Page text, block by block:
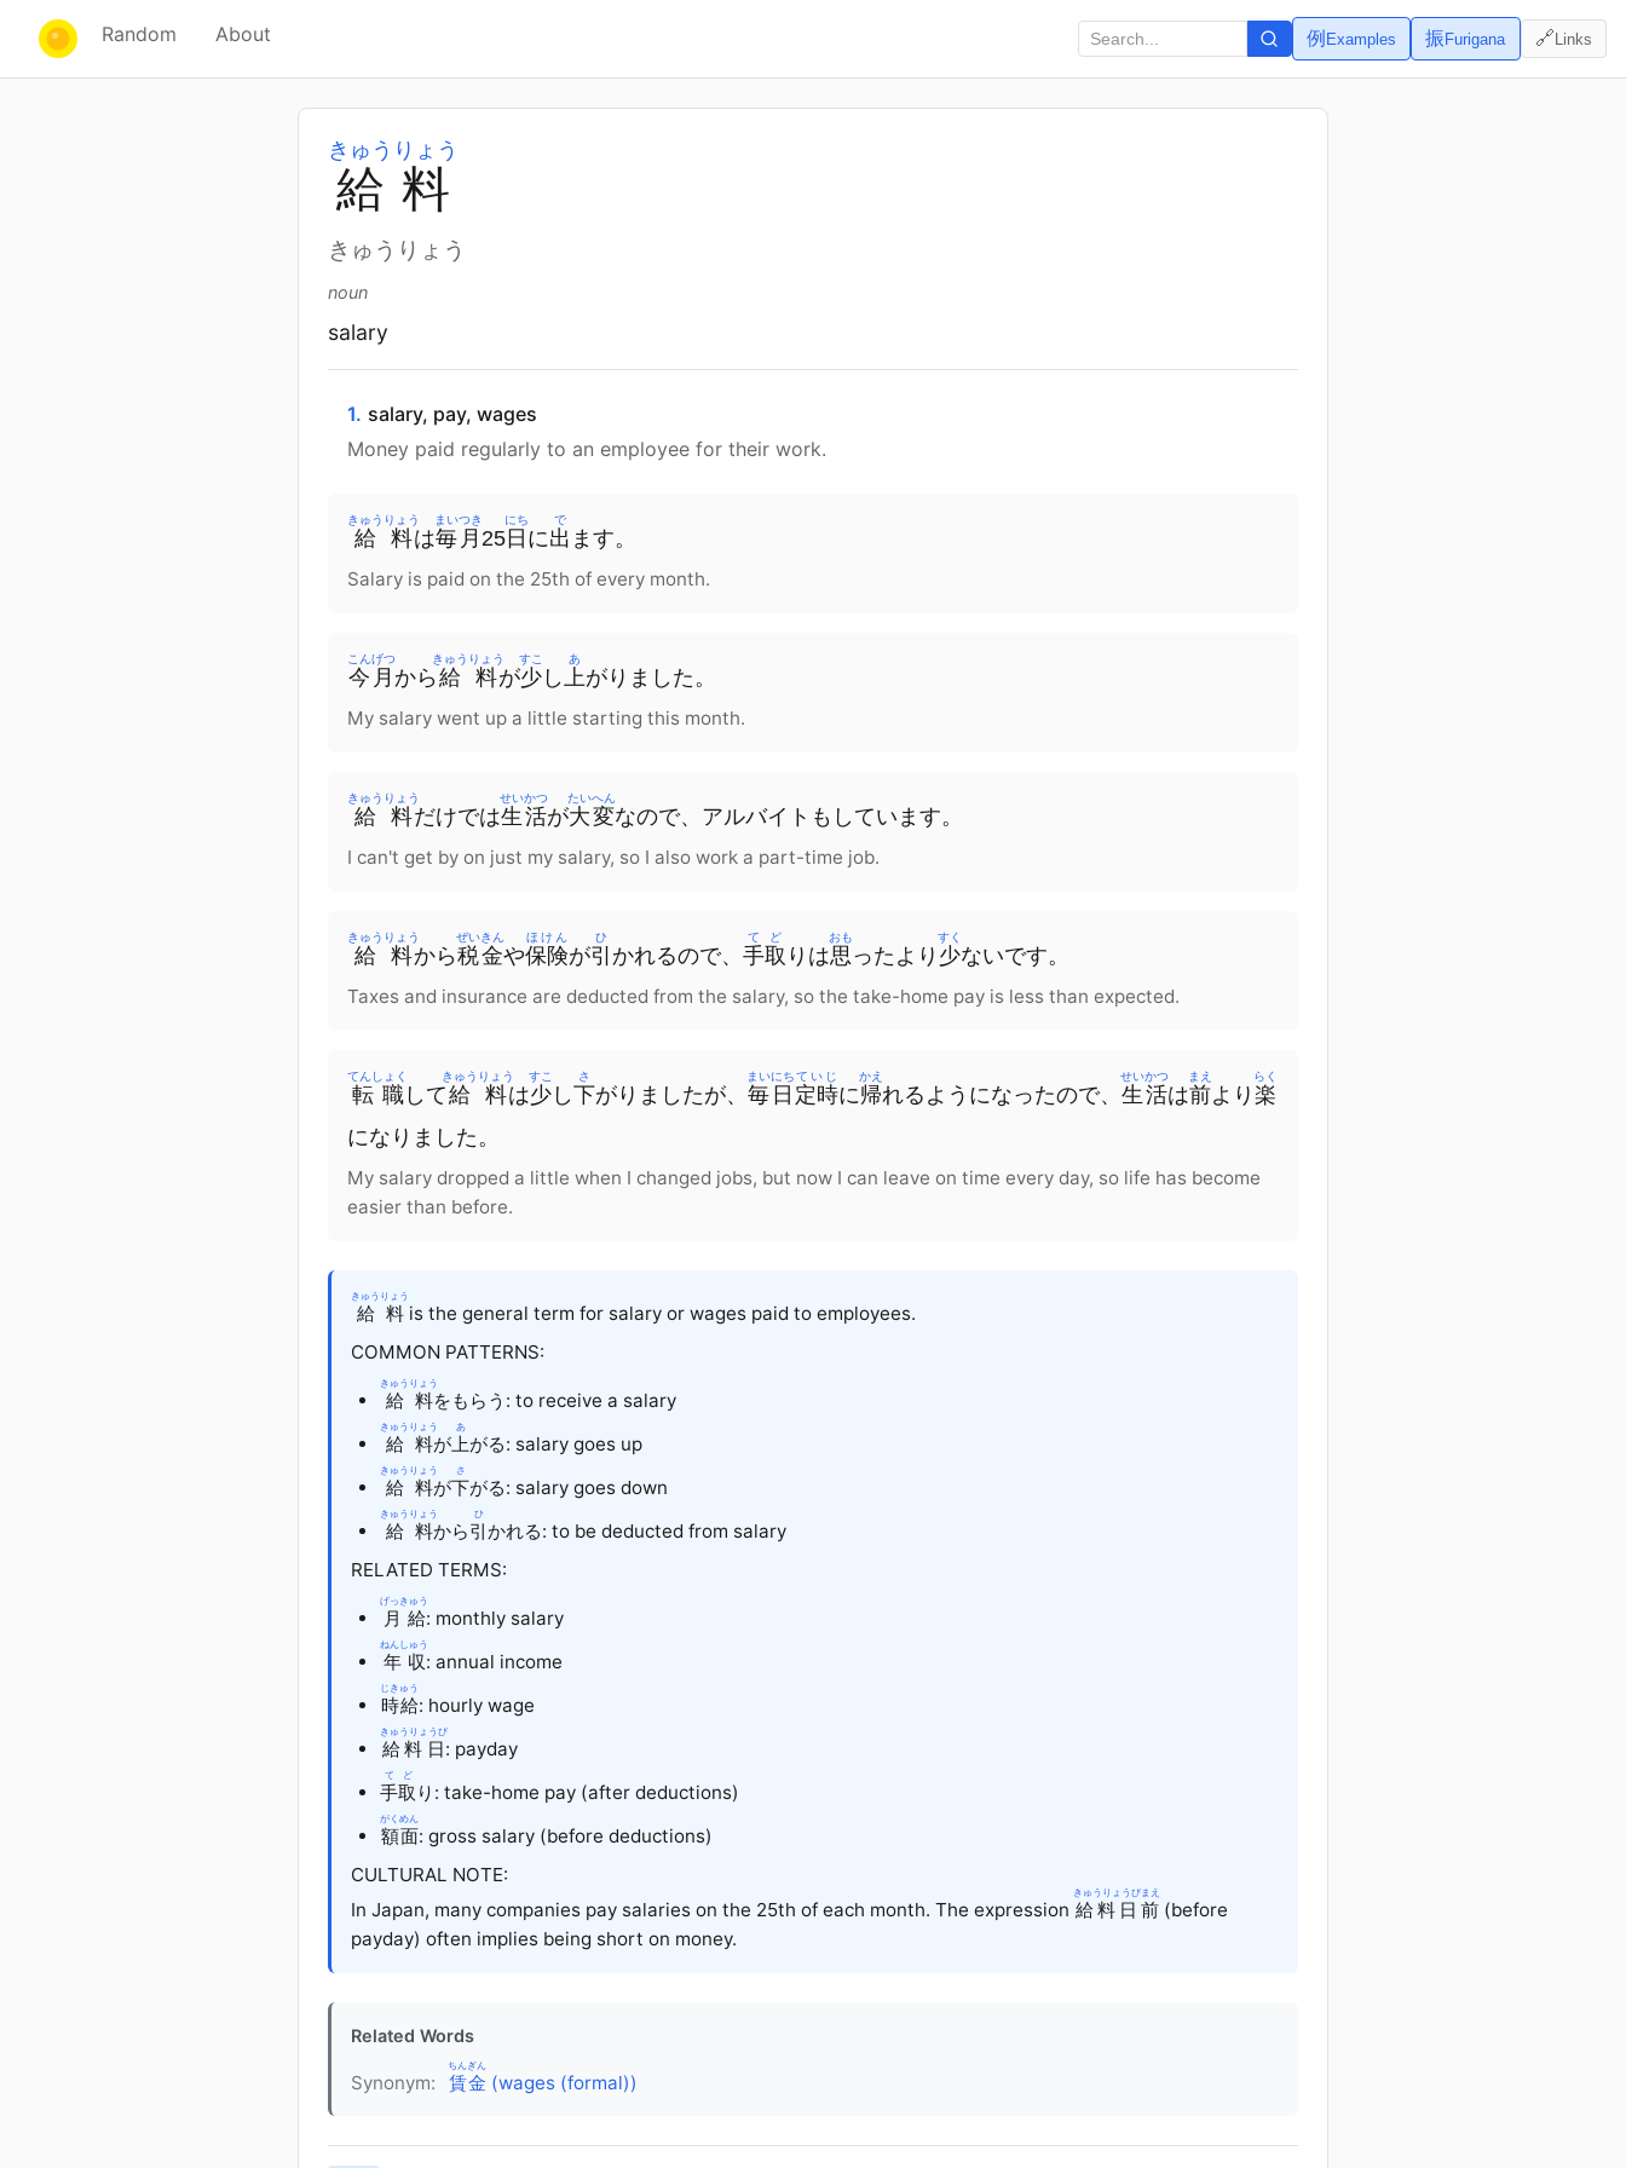
Random About 例 Examples 振Furigana 🔗Links
給 料
きゅうりょう
きゅうりょう
noun
salary
1. salary, pay, wages
Money paid regularly to an employee for their work.
給料
きゅうりょう
は毎月
まいつき
25 日
にち
に出
で
ます。
Salary is paid on the 25th of every month.
今月
こんげつ
から 給料
きゅうりょう
が少
すこ
し上
あ
がりました。
My salary went up a little starting this month.
給料
きゅうりょう
だけでは生活
せいかつ
が大変
たいへん
なので、 アルバイト も しています。
I can't get by on just my salary, so I also work a part-time job.
給料
きゅうりょう
から税金
ぜいきん
や保険
ほけん
が引
ひ
かれるので、 手取
てど
り は思
おも
った より 少
すく
ないです。
Taxes and insurance are deducted from the salary, so the take-home pay is less than expected.
転職
てんしょく
して給料
きゅうりょう
は少
すこ
し下
さ
がりましたが、 毎日
まいにち
定時
ていじ
に帰
かえ
れる よう になったので、 生活
せいかつ
は前
まえ
より 楽
らく
になりました。
My salary dropped a little when I changed jobs, but now I can leave on time every day, so life has become
easier than before.
給料
きゅうりょう
is the general term for salary or wages paid to employees.
COMMON PATTERNS:
給料
きゅうりょう
をもらう : to receive a salary
給料
きゅうりょう
が上
あ
がる: salary goes up
給料
きゅうりょう
が下
さ
がる: salary goes down
給料
きゅうりょう
から引
ひ
かれる: to be deducted from salary
RELATED TERMS:
月給
げっきゅう
: monthly salary
年収
ねんしゅう
: annual income
時給
じきゅう
: hourly wage
給料日
きゅうりょうび
: payday
手取
てど
り : take-home pay (after deductions)
額面
がくめん
: gross salary (before deductions)
CULTURAL NOTE:
In Japan, many companies pay salaries on the 25th of each month. The expression 給料日前
きゅうりょうびまえ
(before
payday) often implies being short on money.
Related Words
Synonym: 賃金
ちんぎん
(wages (formal))